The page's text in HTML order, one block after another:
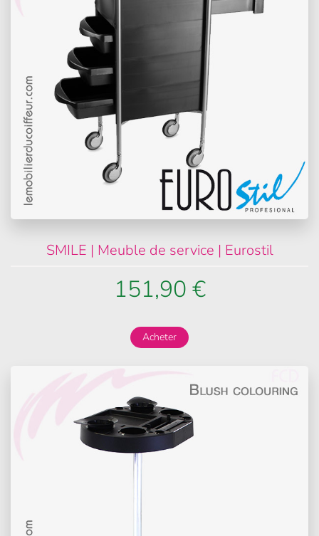
SMILE | Meuble de service | Eurostil
151,90 €
Acheter